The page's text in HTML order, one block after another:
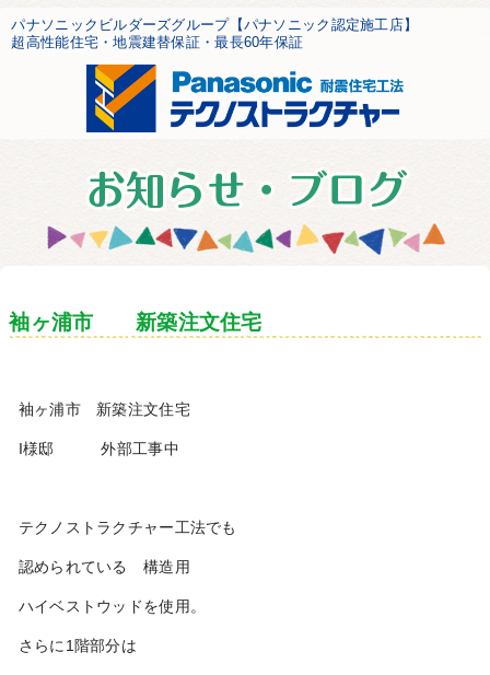
パナソニックビルダーズグループ【パナソニック認定施工店】
超高性能住宅・地震建替保証・最長60年保証
袖ヶ浦市 新築注文住宅
袖ヶ浦市 新築注文住宅
I様邸 外部工事中
テクノストラクチャー工法でも
認められている 構造用
ハイベストウッドを使用。
さらに1階部分は